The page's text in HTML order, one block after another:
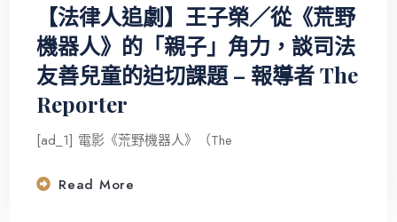
【法律人追劇】王子榮／從《荒野
機器人》的「親子」角力，談司法
友善兒童的迫切課題 – 報導者 The
Reporter
[ad_1] 電影《荒野機器人》（The
Read More